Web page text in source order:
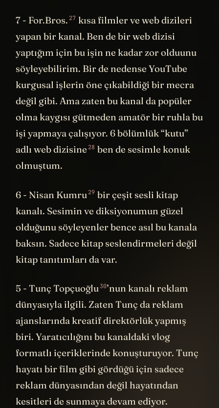
7 - For.Bros. 27 kısa filmler ve web dizileri
yapan bir kanal. Ben de bir web dizisi
yaptığım için bu işin ne kadar zor olduunu
söyleyebilirim. Bir de nedense YouTube
kurgusal işlerin öne çıkabildiği bir mecra
değil gibi. Ama zaten bu kanal da popüler
olma kaygısı gütmeden amatör bir ruhla bu
işi yapmaya çalışıyor. 6 bölümlük“kutu”
adlı web dizisine 28 ben de sesimle konuk
olmuştum.
6 - Nisan Kumru 29 bir çeşit sesli kitap
kanalı. Sesimin ve diksiyonumun güzel
olduğunu söyleyenler bence asıl bu kanala
baksın. Sadece kitap seslendirmeleri değil
kitap tanıtımları da var.
5 - Tunç Topçuoğlu30’nun kanalı reklam
dünyasıyla ilgili. Zaten Tunç da reklam
ajanslarında kreatif direktörlük yapmış
biri. Yaratıcılığını bu kanaldaki vlog
formatlı içeriklerinde konuşturuyor. Tunç
hayatı bir film gibi gördüğü için sadece
reklam dünyasından değil hayatından
kesitleri de sunmaya devam ediyor.